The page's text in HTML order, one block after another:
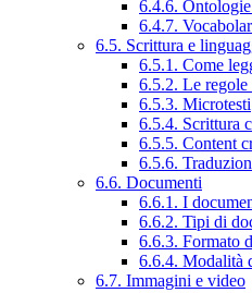
6.4.6. Ontologie
6.4.7.
6.5. Scrittura e
6.5.1. Come
6.5.2. Le
6.5.3. Microtesti
6.5.4. Scrittura
6.5.5. Content
6.5.6.
6.6. Documenti
6.6.1. I
6.6.2. Tipi di
6.6.3. Formato
6.6.4. Modalità
6.7. Immagini e video